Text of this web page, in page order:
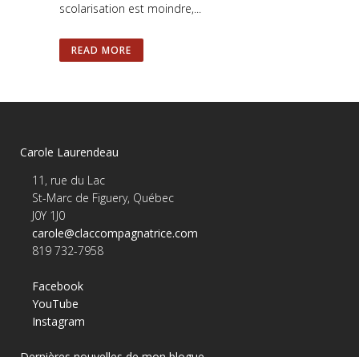
scolarisation est moindre,...
READ MORE
Carole Laurendeau
11, rue du Lac
St-Marc de Figuery, Québec
J0Y 1J0
carole@claccompagnatrice.com
819 732-7958
Facebook
YouTube
Instagram